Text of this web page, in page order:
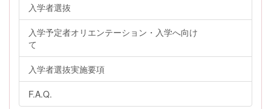
入学者選抜
入学予定者オリエンテーション・入学へ向け
て
入学者選抜実施要項
F.A.Q.